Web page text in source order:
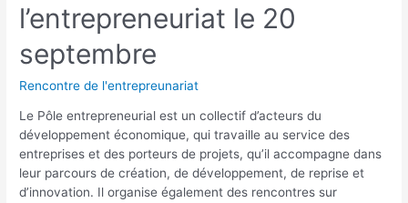
l’entrepreneuriat le 20
septembre
Rencontre de l'entrepreunariat
Le Pôle entrepreneurial est un collectif d’acteurs du
développement économique, qui travaille au service des
entreprises et des porteurs de projets, qu’il accompagne dans
leur parcours de création, de développement, de reprise et
d’innovation. Il organise également des rencontres sur